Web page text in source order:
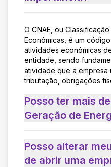
O CNAE, ou
Econômicas, é um
atividades econômicas
entidade, sendo
atividade que a empresa
tributação, obrigações
Posso ter mais
Geração de
Posso alterar
de abrir uma